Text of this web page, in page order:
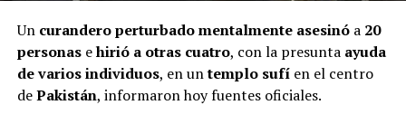
Un curandero perturbado mentalmente asesinóa 20
personasehirió a otras cuatro, con la presunta ayuda
de varios individuos, en untemplo sufí en el centro
dePakistán, informaron hoy fuentes oficiales.